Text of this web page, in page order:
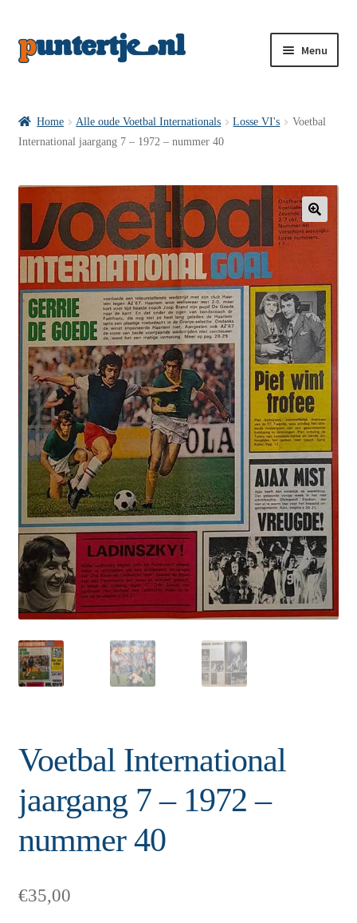
Menu
VI’s met Hollandse Velden
VI’s met Posters
Wie is puntertje
Puntertjes
Contact
Home Alle oude Voetbal Internationals Losse VI's
Voetbal
International jaargang 7 – 1972 – nummer 40
🔍
Voetbal International
jaargang 7 – 1972 –
nummer 40
€35,00